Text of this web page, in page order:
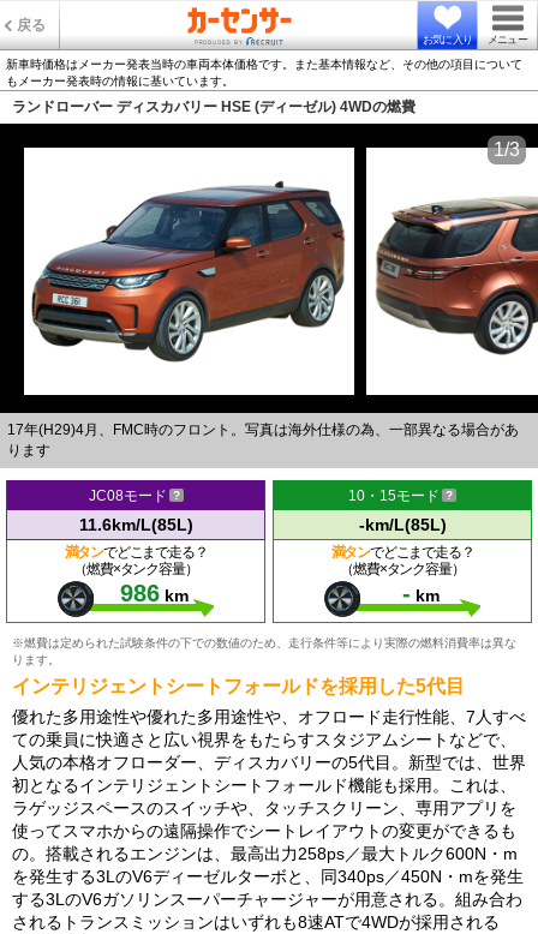
戻る
お気に入り メニュー
新車時価格はメーカー発表当時の車両本体価格です。また基本情報など、その他の項目について
もメーカー発表時の情報に基いています。
ランドローバー ディスカバリー HSE (ディーゼル) 4WDの燃費
17年(H29)4月、FMC時のフロント。写真は海外仕様の為、一部異なる場合があ
ります
1/3
JC08モード
11.6km/L(85L)
満タンでどこまで走る？
（燃費×タンク容量）
986 km
10・15モード
-km/L(85L)
満タンでどこまで走る？
（燃費×タンク容量）
- km
※燃費は定められた試験条件の下での数値のため、走行条件等により実際の燃料消費率は異な
ります。
インテリジェントシートフォールドを採用した5代目
優れた多用途性や優れた多用途性や、オフロード走行性能、7人すべ
ての乗員に快適さと広い視界をもたらすスタジアムシートなどで、
人気の本格オフローダー、ディスカバリーの5代目。新型では、世界
初となるインテリジェントシートフォールド機能も採用。これは、
ラゲッジスペースのスイッチや、タッチスクリーン、専用アプリを
使ってスマホからの遠隔操作でシートレイアウトの変更ができるも
の。搭載されるエンジンは、最高出力258ps／最大トルク600N・m
を発生する3LのV6ディーゼルターボと、同340ps／450N・mを発生
する3LのV6ガソリンスーパーチャージャーが用意される。組み合わ
されるトランスミッションはいずれも8速ATで4WDが採用される